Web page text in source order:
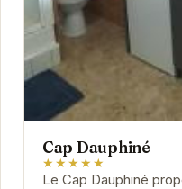
Cap Dauphiné
★★★★★
Le Cap Dauphiné